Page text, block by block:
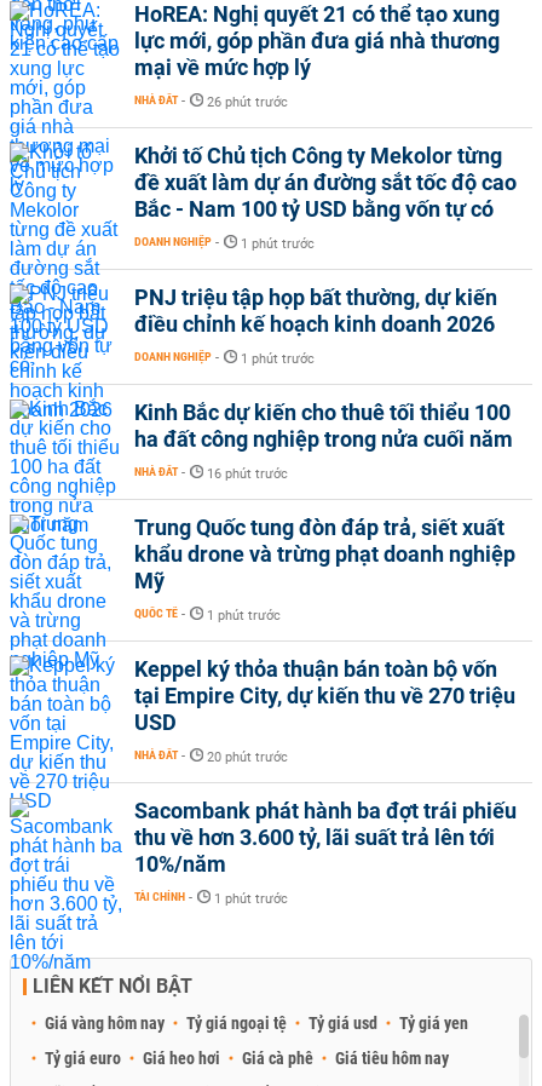
HoREA: Nghị quyết 21 có thể tạo xung
lực mới, góp phần đưa giá nhà thương
mại về mức hợp lý
NHÀ ĐẤT - 26 phút trước
Khởi tố Chủ tịch Công ty Mekolor từng
đề xuất làm dự án đường sắt tốc độ cao
Bắc - Nam 100 tỷ USD bằng vốn tự có
DOANH NGHIỆP - 1 phút trước
PNJ triệu tập họp bất thường, dự kiến
điều chỉnh kế hoạch kinh doanh 2026
DOANH NGHIỆP - 1 phút trước
Kinh Bắc dự kiến cho thuê tối thiểu 100
ha đất công nghiệp trong nửa cuối năm
NHÀ ĐẤT - 16 phút trước
Trung Quốc tung đòn đáp trả, siết xuất
khẩu drone và trừng phạt doanh nghiệp
Mỹ
QUỐC TẾ - 1 phút trước
Keppel ký thỏa thuận bán toàn bộ vốn
tại Empire City, dự kiến thu về 270 triệu
USD
NHÀ ĐẤT - 20 phút trước
Sacombank phát hành ba đợt trái phiếu
thu về hơn 3.600 tỷ, lãi suất trả lên tới
10%/năm
TÀI CHÍNH - 1 phút trước
LIÊN KẾT NỔI BẬT
Giá vàng hôm nay Tỷ giá ngoại tệ Tỷ giá usd
Tỷ giá yen
Tỷ giá euro
Giá heo hơi Giá cà phê
Giá tiêu hôm nay